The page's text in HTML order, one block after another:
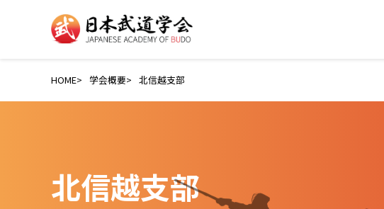
HOME 学会概要 北信越支部
北信越支部